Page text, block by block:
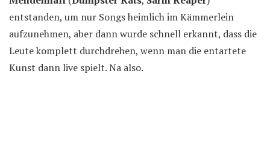
entstanden, um nur Songs heimlich im Kämmerlein
aufzunehmen, aber dann wurde schnell erkannt, dass die
Leute komplett durchdrehen, wenn man die entartete
Kunst dann live spielt. Na also.